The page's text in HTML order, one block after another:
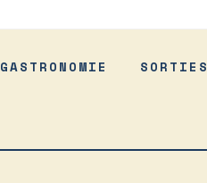
GASTRONOMIE SORTIES